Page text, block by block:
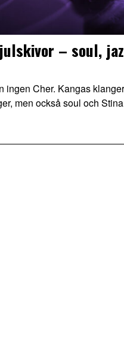
– soul,
ingen Cher. Kangas
men också soul och